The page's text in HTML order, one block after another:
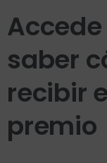
saber
recibir
premio